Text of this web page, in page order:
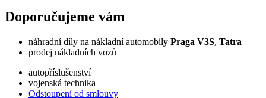
Doporučujeme vám
náhradní díly na nákladní automobily Praga V3S, Tatra
prodej nákladních vozů
autopříslušenství
vojenská technika
Odstoupení od smlouvy